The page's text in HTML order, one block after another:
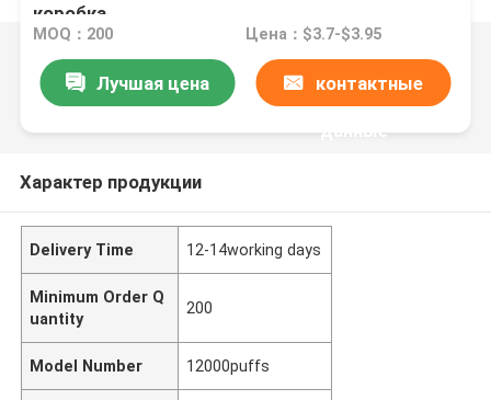
коробка
MOQ：200 Цена：$3.7-$3.95
Лучшая цена контактные
данные
Характер продукции
Delivery Time 12-14working days
Minimum Order Q
uantity
200
Model Number 12000puffs